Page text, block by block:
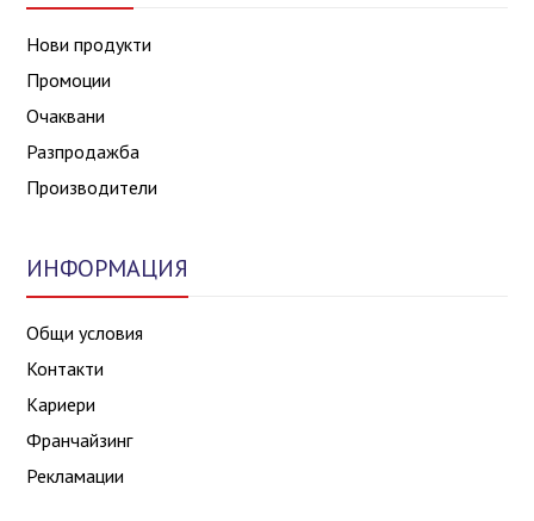
Нови продукти
Промоции
Очаквани
Разпродажба
Производители
ИНФОРМАЦИЯ
Общи условия
Контакти
Кариери
Франчайзинг
Рекламации